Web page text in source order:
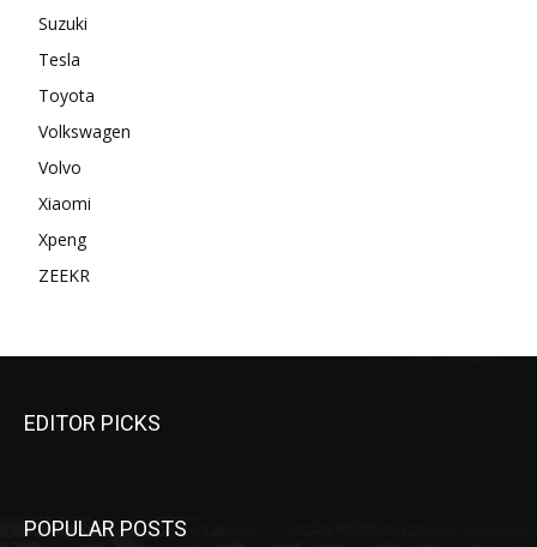
Suzuki
Tesla
Toyota
Volkswagen
Volvo
Xiaomi
Xpeng
ZEEKR
EDITOR PICKS
POPULAR POSTS